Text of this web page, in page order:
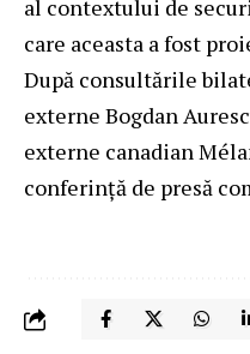
al contextului de
care aceasta a fost
După consultările
externe Bogdan
externe canadian
conferință de presă